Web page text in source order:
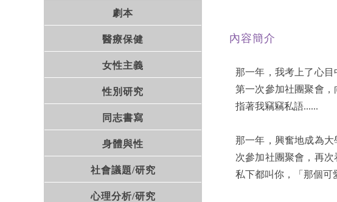
劇本
醫療保健
女性主義
性別研究
同志書寫
身體與性
社會議題/研究
心理分析/研究
內容簡介
那一年，我考上了心目
第一次參加社團聚會
指著我竊竊私語......
那一年，興奮地成為
次參加社團聚會，再
私下都叫你，「那個可